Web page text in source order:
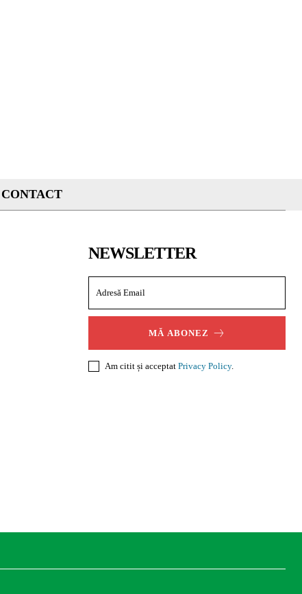
CONTACT
NEWSLETTER
MĂ ABONEZ
Am citit și acceptat Privacy Policy.